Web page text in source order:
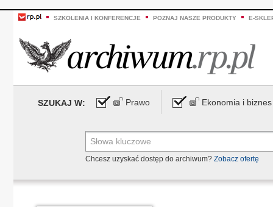
SZKOLENIA I KONFERENCJE POZNAJ NASZE PRODUKTY E-
SZUKAJ W: Prawo Ekonomia i biznes
Chcesz uzyskać dostęp do archiwum? Zobacz ofertę